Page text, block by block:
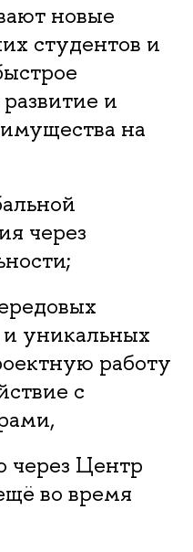
новые
студентов и
и
на
через
уникальных
работу
с
через Центр
во время